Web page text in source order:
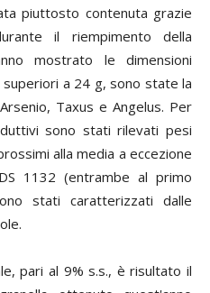
piuttosto contenuta grazie
il riempimento della
mostrato le dimensioni
a 24 g, sono state la
Taxus e Angelus. Per
sono stati rilevati pesi
alla media a eccezione
1132 (entrambe al primo
stati caratterizzati dalle
pari al 9% s.s., è risultato il